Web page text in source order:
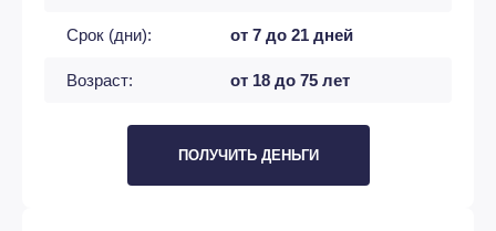
Срок (дни): от 7 до 21 дней
Возраст: от 18 до 75 лет
ПОЛУЧИТЬ ДЕНЬГИ